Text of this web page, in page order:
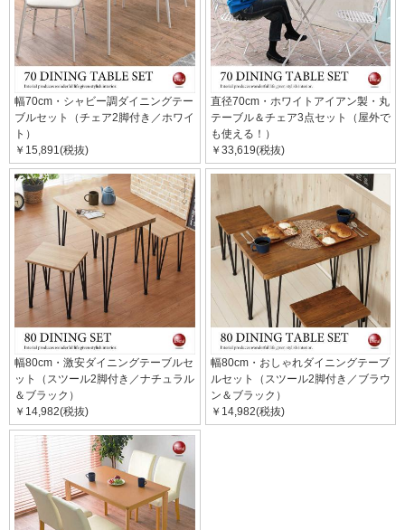
幅70cm・シャビー調ダイニングテー
ブルセット（チェア2脚付き／ホワイ
ト）
￥15,891(税抜)
直径70cm・ホワイトアイアン製・丸
テーブル＆チェア3点セット（屋外で
も使える！）
￥33,619(税抜)
幅80cm・激安ダイニングテーブルセ
ット（スツール2脚付き／ナチュラル
＆ブラック）
￥14,982(税抜)
幅80cm・おしゃれダイニングテーブ
ルセット（スツール2脚付き／ブラウ
ン＆ブラック）
￥14,982(税抜)